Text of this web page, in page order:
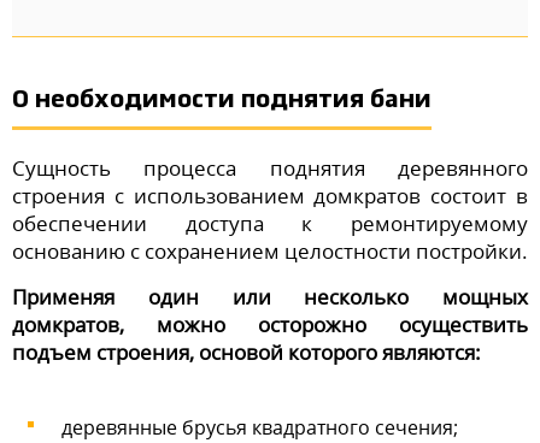
О необходимости поднятия бани
Сущность процесса поднятия деревянного
строения с использованием домкратов состоит в
обеспечении доступа к ремонтируемому
основанию с сохранением целостности постройки.
Применяя один или несколько мощных
домкратов, можно осторожно осуществить
подъем строения, основой которого являются:
деревянные брусья квадратного сечения;